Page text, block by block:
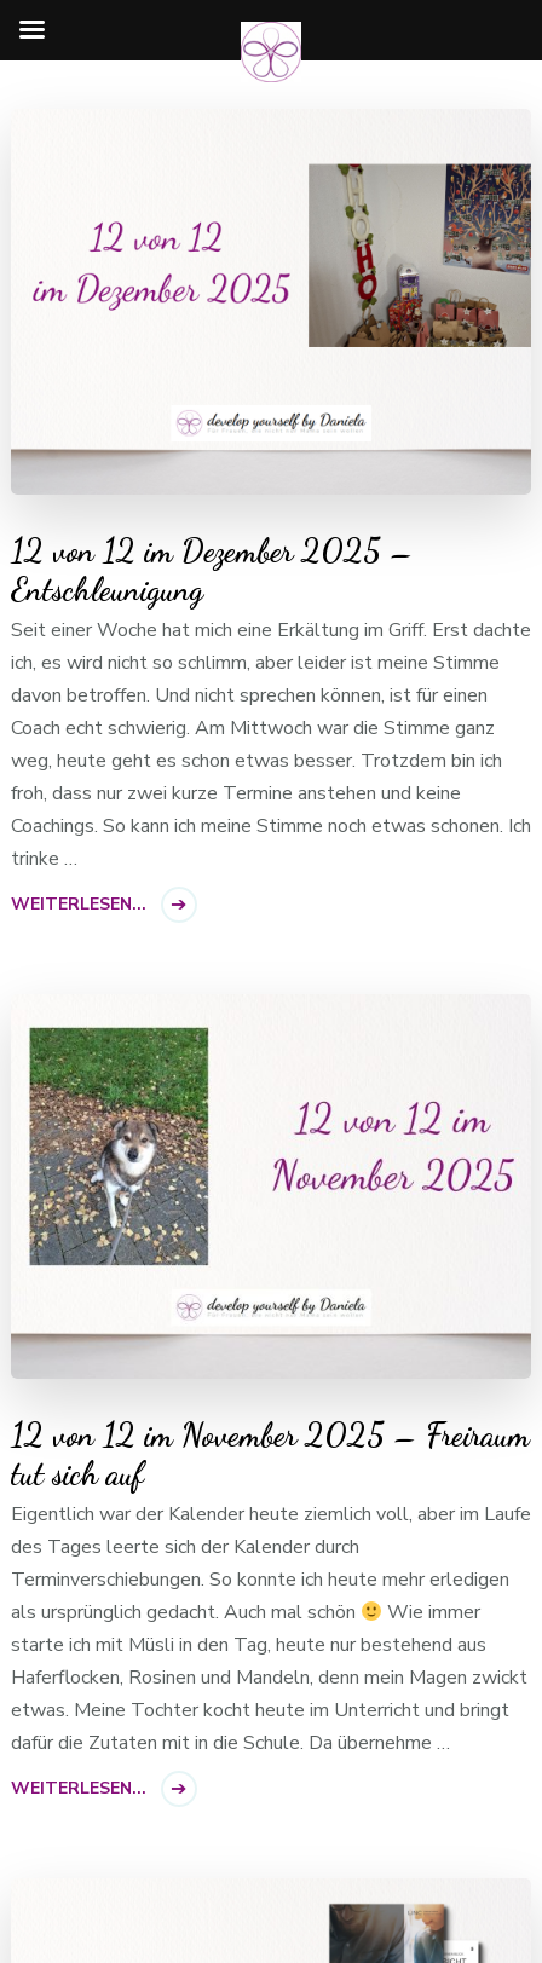
12 von 12 im Dezember 2025 –
Entschleunigung
Seit einer Woche hat mich eine Erkältung im Griff. Erst dachte
ich, es wird nicht so schlimm, aber leider ist meine Stimme
davon betroffen. Und nicht sprechen können, ist für einen
Coach echt schwierig. Am Mittwoch war die Stimme ganz
weg, heute geht es schon etwas besser. Trotzdem bin ich
froh, dass nur zwei kurze Termine anstehen und keine
Coachings. So kann ich meine Stimme noch etwas schonen. Ich
trinke …
WEITERLESEN...
12 von 12 im November 2025 – Freiraum
tut sich auf
Eigentlich war der Kalender heute ziemlich voll, aber im Laufe
des Tages leerte sich der Kalender durch
Terminverschiebungen. So konnte ich heute mehr erledigen
als ursprünglich gedacht. Auch mal schön
Wie immer
starte ich mit Müsli in den Tag, heute nur bestehend aus
Haferflocken, Rosinen und Mandeln, denn mein Magen zwickt
etwas. Meine Tochter kocht heute im Unterricht und bringt
dafür die Zutaten mit in die Schule. Da übernehme …
WEITERLESEN...